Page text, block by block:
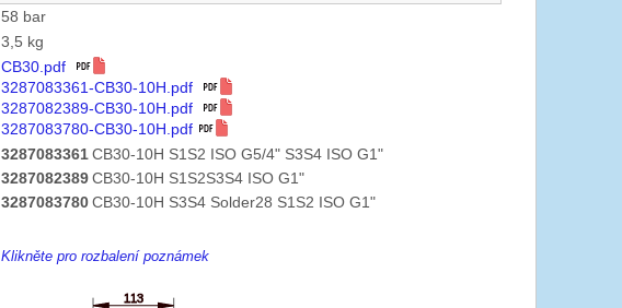
58 bar
3,5 kg
CB30.pdf
3287083361-CB30-10H.pdf
3287082389-CB30-10H.pdf
3287083780-CB30-10H.pdf
3287083361 CB30-10H S1S2 ISO G5/4" S3S4 ISO G1"
3287082389 CB30-10H S1S2S3S4 ISO G1"
3287083780 CB30-10H S3S4 Solder28 S1S2 ISO G1"
Klikněte pro rozbalení poznámek